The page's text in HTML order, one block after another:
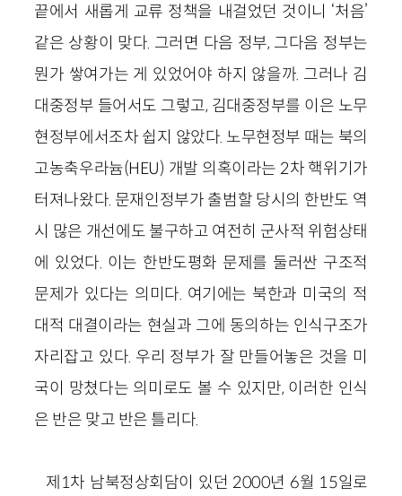
끝에서 새롭게 교류 정책을 내걸었던 것이니 ‘처음’
같은 상황이 맞다. 그러면 다음 정부, 그다음 정부는
뭔가 쌓여가는 게 있었어야 하지 않을까. 그러나 김
대중정부 들어서도 그렇고, 김대중정부를 이은 노무
현정부에서조차 쉽지 않았다. 노무현정부 때는 북의
고농축우라늄(HEU) 개발 의혹이라는 2차 핵위기가
터져나왔다. 문재인정부가 출범할 당시의 한반도 역
시 많은 개선에도 불구하고 여전히 군사적 위험상태
에 있었다. 이는 한반도평화 문제를 둘러싼 구조적
문제가 있다는 의미다. 여기에는 북한과 미국의 적
대적 대결이라는 현실과 그에 동의하는 인식구조가
자리잡고 있다. 우리 정부가 잘 만들어놓은 것을 미
국이 망쳤다는 의미로도 볼 수 있지만, 이러한 인식
은 반은 맞고 반은 틀리다.
제1차 남북정상회담이 있던 2000년 6월 15일로